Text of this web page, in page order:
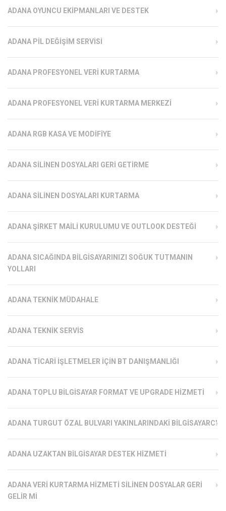
ADANA OYUNCU EKIPMANLARI VE DESTEK
ADANA PIL DEĞIŞIM SERVISI
ADANA PROFESYONEL VERI KURTARMA
ADANA PROFESYONEL VERI KURTARMA MERKEZI
ADANA RGB KASA VE MODIFIYE
ADANA SILINEN DOSYALARI GERI GETIRME
ADANA SILINEN DOSYALARI KURTARMA
ADANA ŞIRKET MAILI KURULUMU VE OUTLOOK DESTEĞI
ADANA SICAĞINDA BILGISAYARINIZI SOĞUK TUTMANIN
YOLLARI
ADANA TEKNIK MÜDAHALE
ADANA TEKNIK SERVIS
ADANA TICARI İŞLETMELER İÇIN BT DANIŞMANLIĞI
ADANA TOPLU BILGISAYAR FORMAT VE UPGRADE HIZMETI
ADANA TURGUT ÖZAL BULVARI YAKINLARINDAKI BILGISAYARCI
ADANA UZAKTAN BILGISAYAR DESTEK HIZMETI
ADANA VERI KURTARMA HIZMETI SILINEN DOSYALAR GERI
GELIR MI